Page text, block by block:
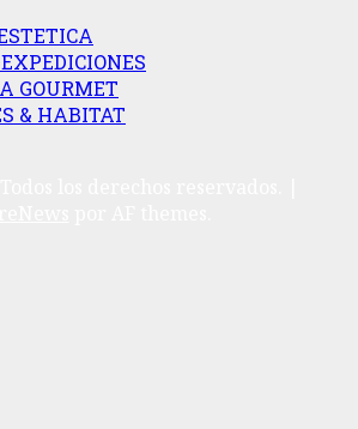
GOURMET
& HABITAT